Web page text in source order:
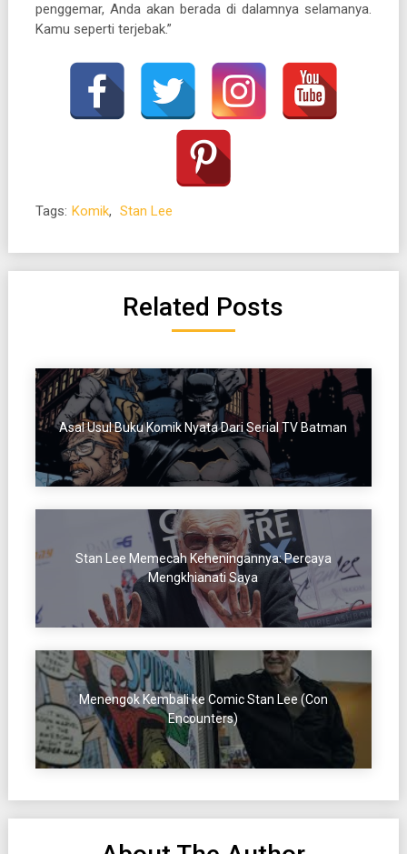
penggemar, Anda akan berada di dalamnya selamanya.
Kamu seperti terjebak.”
Tags: Komik, Stan Lee
Related Posts
Asal Usul Buku Komik Nyata Dari Serial TV Batman
Stan Lee Memecah Keheningannya: Percaya
Mengkhianati Saya
Menengok Kembali ke Comic Stan Lee (Con
Encounters)